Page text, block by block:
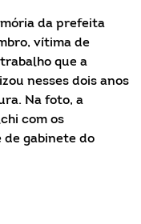
da prefeita
vítima de
que a
nesses dois anos
Na foto, a
com os
de gabinete do